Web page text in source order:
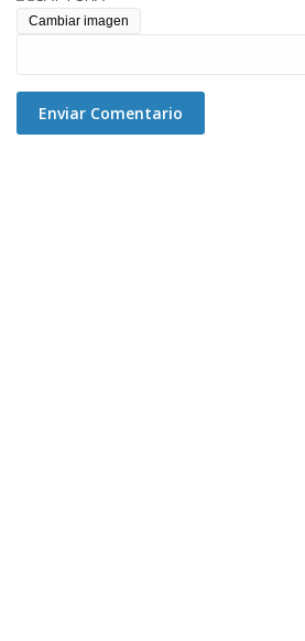
Cambiar imagen
Enviar Comentario